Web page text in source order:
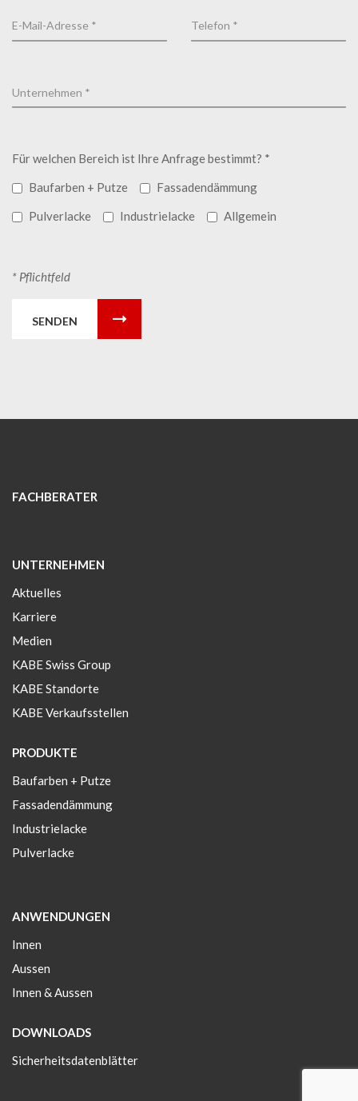
Für welchen Bereich ist Ihre Anfrage bestimmt? *
Baufarben + Putze
Fassadendämmung
Pulverlacke
Industrielacke Allgemein
* Pflichtfeld
SENDEN
FACHBERATER
UNTERNEHMEN
Aktuelles
Karriere
Medien
KABE Swiss Group
KABE Standorte
KABE Verkaufsstellen
PRODUKTE
Baufarben + Putze
Fassadendämmung
Industrielacke
Pulverlacke
ANWENDUNGEN
Innen
Aussen
Innen & Aussen
DOWNLOADS
Sicherheitsdatenblätter